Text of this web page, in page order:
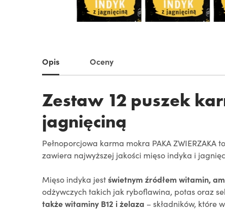
Opis Oceny
Zestaw 12 puszek
jagnięciną
Pełnoporcjowa karma mokra PAKA
zawiera najwyższej jakości mięso indyka i
Mięso indyka jestświetnym źródłem witamin,
odżywczych takich jak ryboflawina, potas oraz
takżewitaminy B12 i żelaza – składników, które